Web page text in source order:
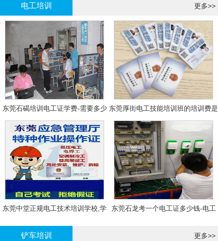
电工培训 更多>>
东莞石碣培训电工证学费-需要多少
钱?需要什么条件?
东莞厚街电工技能培训班的培训费是
多少?
东莞中堂正规电工技术培训学校,学
东莞石龙考一个电工证多少钱-电工
铲车培训 更多>>